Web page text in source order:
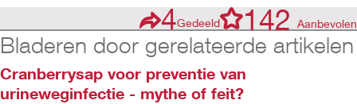
4Gedeeld 142 Aanbevolen
Bladeren door gerelateerde artikelen
Cranberrysap voor preventie van
urineweginfectie - mythe of feit?